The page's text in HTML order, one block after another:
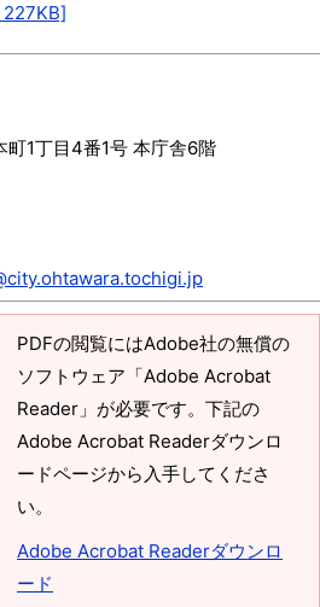
町1丁目4番1号 本庁舎6階
PDFの閲覧にはAdobe社の無償の
ソフトウェア「Adobe Acrobat
Reader」が必要です。下記の
Adobe Acrobat Readerダウンロ
ードページから入手してくださ
い。
Adobe Acrobat Readerダウンロ
ード